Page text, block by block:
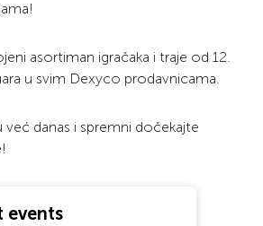
asortiman igračaka i traje od 12.
u svim Dexyco prodavnicama.
danas i spremni dočekajte
events